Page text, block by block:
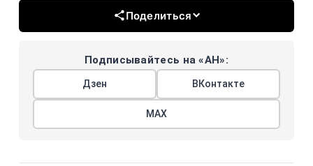
Поделиться
Подписывайтесь на «АН»:
Дзен ВКонтакте
МАХ